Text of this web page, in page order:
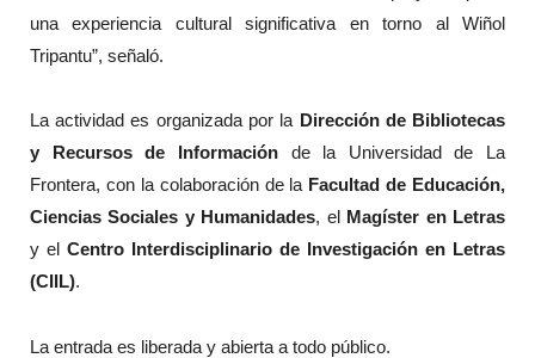
una experiencia cultural significativa en torno al Wiñol
Tripantu”, señaló.
La actividad es organizada por la Dirección de Bibliotecas
y Recursos de Informaciónde la Universidad de La
Frontera, con la colaboración de la Facultad de Educación,
Ciencias Sociales y Humanidades, el Magíster en Letras
y el Centro Interdisciplinario de Investigación en Letras
(CIIL).
La entrada es liberada y abierta a todo público.